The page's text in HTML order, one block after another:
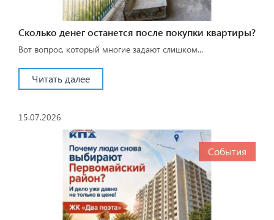
Сколько денег останется после покупки квартиры?
Вот вопрос, который многие задают слишком...
Читать далее
15.07.2026
События